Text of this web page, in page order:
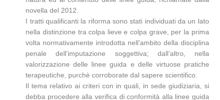
novella del 2012.
I tratti qualificanti la riforma sono stati individuati da un lato
nella distinzione tra colpa lieve e colpa grave, per la prima
volta normativamente introdotta nell’ambito della disciplina
penale dell’imputazione soggettiva; dall’altro, nella
valorizzazione delle linee guida e delle virtuose pratiche
terapeutiche, purchè corroborate dal sapere scientifico.
Il tema relativo ai criteri con in quali, in sede giudiziaria, si
debba procedere alla verifica di conformità alla linee guida